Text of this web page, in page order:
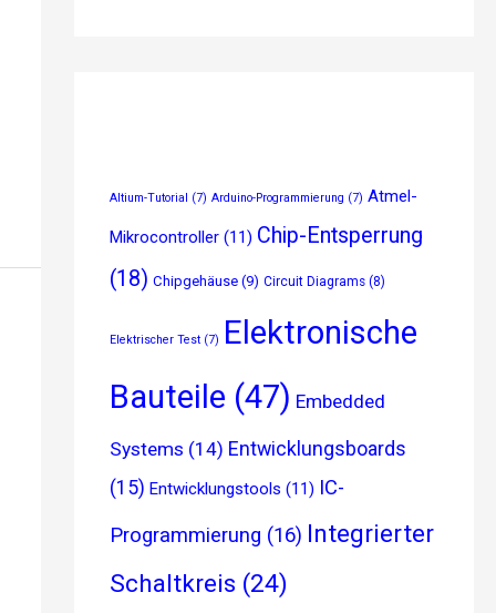
Altium-Tutorial (7) Arduino-Programmierung (7) Atmel-
Mikrocontroller(11) Chip-Entsperrung
(18) Chipgehäuse(9) Circuit Diagrams(8)
Elektrischer Test(7) Elektronische
Bauteile (47) Embedded
Systems (14) Entwicklungsboards
(15) Entwicklungstools (11) IC-
Programmierung (16) Integrierter
Schaltkreis (24)